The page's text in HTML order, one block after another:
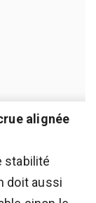
alignée
stabilité
doit aussi